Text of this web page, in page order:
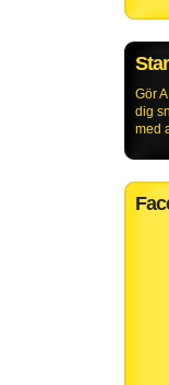
Gör
dig
med